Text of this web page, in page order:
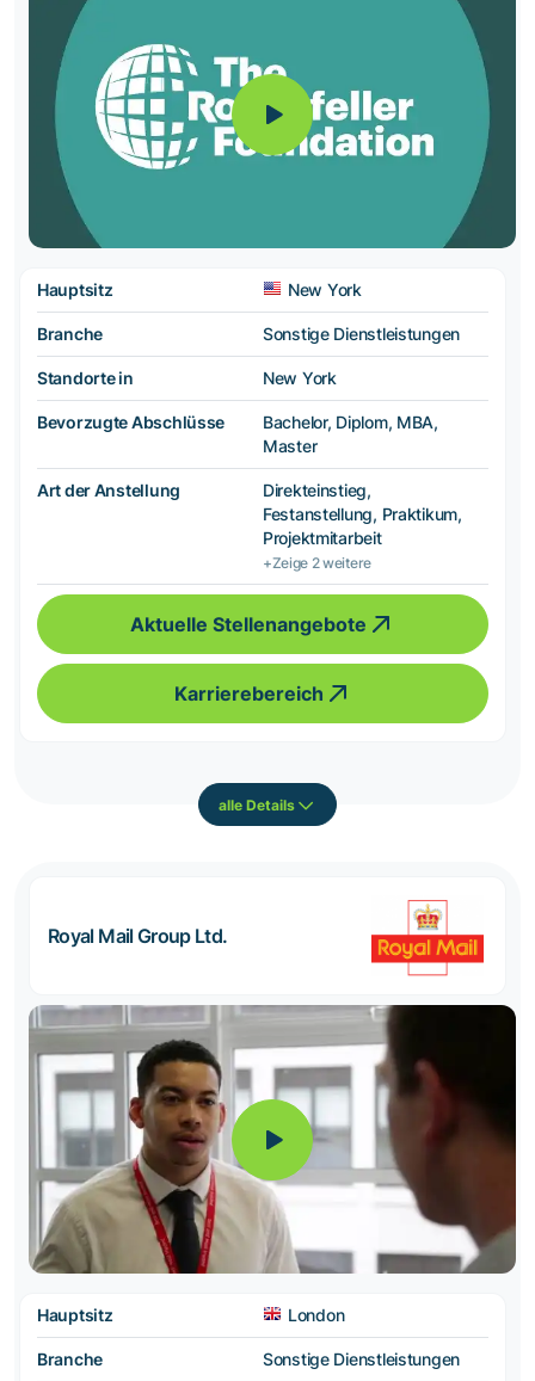
Hauptsitz New York
Branche Sonstige Dienstleistungen
Standorte in New York
Bevorzugte Abschlüsse
Bachelor, Diplom, MBA,
Master
Art der Anstellung
Direkteinstieg,
Festanstellung, Praktikum,
Projektmitarbeit
+Zeige 2 weitere
Aktuelle Stellenangebote
Karrierebereich
alle Details
Royal Mail Group Ltd.
Hauptsitz London
Branche Sonstige Dienstleistungen